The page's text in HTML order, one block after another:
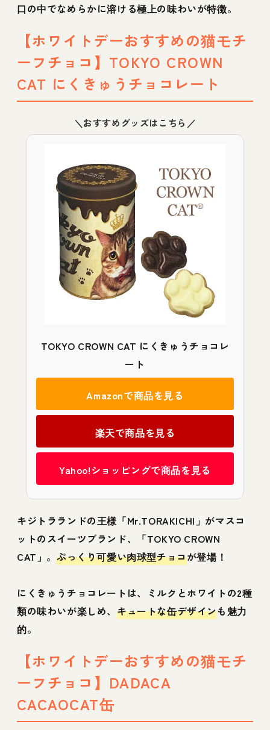
口の中でなめらかに溶ける極上の味わいが特徴。
【ホワイトデーおすすめの猫モチ
ーフチョコ】TOKYO CROWN
CAT にくきゅうチョコレート
＼おすすめグッズはこちら／
TOKYO CROWN CAT にくきゅうチョコレ
ート
Amazonで商品を見る
楽天で商品を見る
Yahoo!ショッピングで商品を見る
キジトラランドの王様「Mr.TORAKICHI」がマスコ
ットのスイーツブランド、「TOKYO CROWN
CAT」。 ぷっくり可愛い肉球型チョコが登場！
にくきゅうチョコレートは、ミルクとホワイトの2種
類の味わいが楽しめ、 キュートな缶デザインも魅力
的。
【ホワイトデーおすすめの猫モチ
ーフチョコ】DADACA
CACAOCAT缶